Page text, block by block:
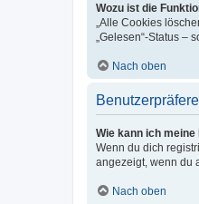
Wozu ist die
„Alle Cookies
„Gelesen“-Status
Nach oben
Wie kann ich
Wenn du dich
angezeigt, wenn du
Nach oben